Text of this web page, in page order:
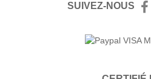
SUIVEZ-NOUS